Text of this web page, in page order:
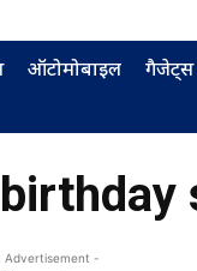
ऑटोमोबाइल गैजेट्स
Advertisement -